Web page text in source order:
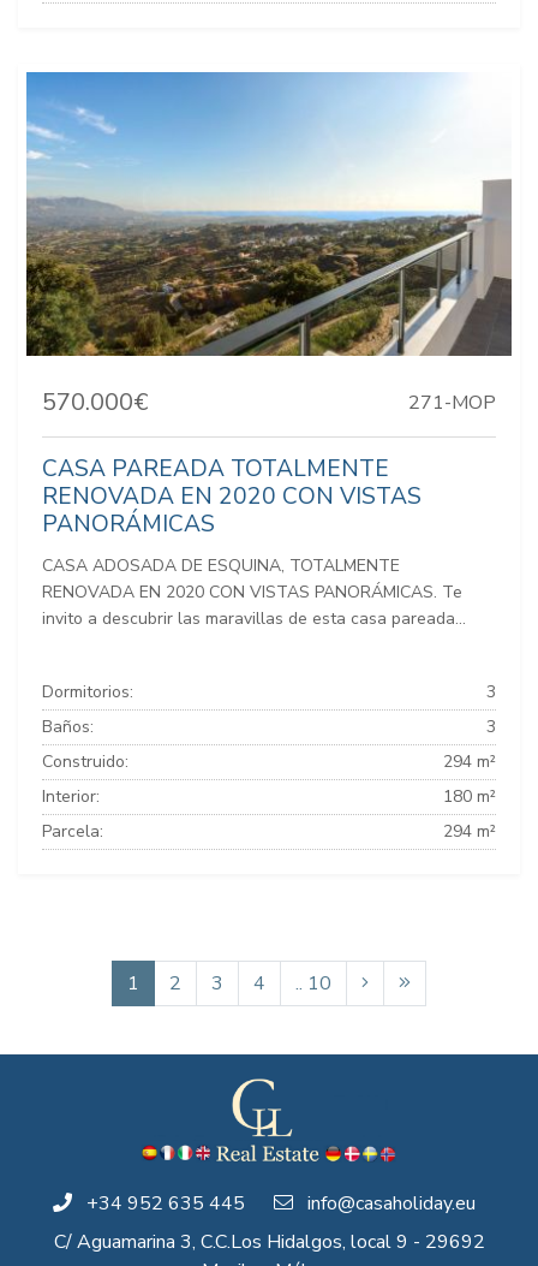
570.000€ 271-MOP
CASA PAREADA TOTALMENTE
RENOVADA EN 2020 CON VISTAS
PANORÁMICAS
CASA ADOSADA DE ESQUINA, TOTALMENTE
RENOVADA EN 2020 CON VISTAS PANORÁMICAS. Te
invito a descubrir las maravillas de esta casa pareada...
Dormitorios:
3
Baños:
3
Construido:
294 m²
Interior:
180 m²
Parcela:
294 m²
1 2 3 4 .. 10
+34 952 635 445
info@casaholiday.eu
C/ Aguamarina 3, C.C.Los Hidalgos, local 9 - 29692